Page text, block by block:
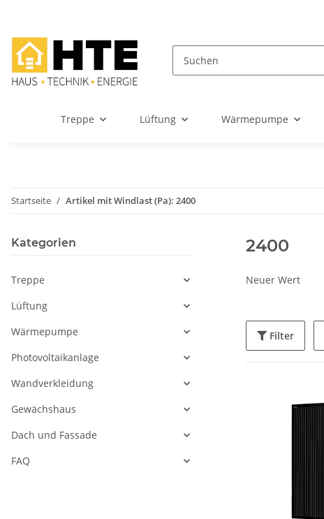
Treppe Lüftung Wärmepumpe
Startseite Artikel mit Windlast (Pa): 2400
2400
Neuer Wert
Filter
Kategorien
Treppe
Lüftung
Wärmepumpe
Photovoltaikanlage
Wandverkleidung
Gewächshaus
Dach und Fassade
FAQ